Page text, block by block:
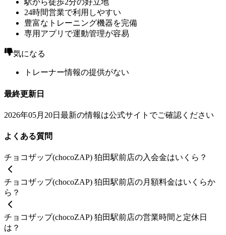
駅から徒歩2分の好立地
24時間営業で利用しやすい
豊富なトレーニング機器を完備
専用アプリで運動管理が容易
気になる
トレーナー情報の提供がない
最終更新日
2026年05月20日 最新の情報は公式サイトでご確認ください
よくある質問
チョコザップ(chocoZAP) 狛田駅前店の入会金はいくら？
チョコザップ(chocoZAP) 狛田駅前店の月額料金はいくらか
ら？
チョコザップ(chocoZAP) 狛田駅前店の営業時間と定休日
は？